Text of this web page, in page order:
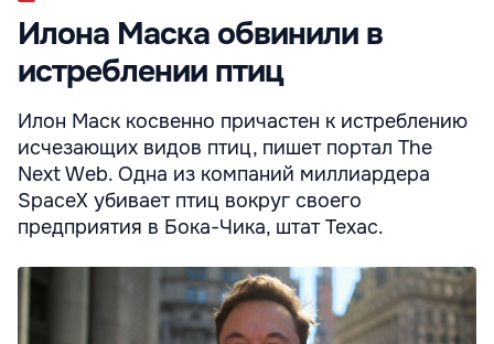
Илона Маска обвинили в
истреблении птиц
Илон Маск косвенно причастен к истреблению
исчезающих видов птиц, пишет портал The
Next Web. Одна из компаний миллиардера
SpaceX убивает птиц вокруг своего
предприятия в Бока-Чика, штат Техас.